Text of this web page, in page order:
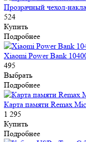
Прозрачный чехол-
524
Купить
Подробнее
Xiaomi Power Bank
495
Выбрать
Подробнее
Карта памяти Remax
1 295
Купить
Подробнее